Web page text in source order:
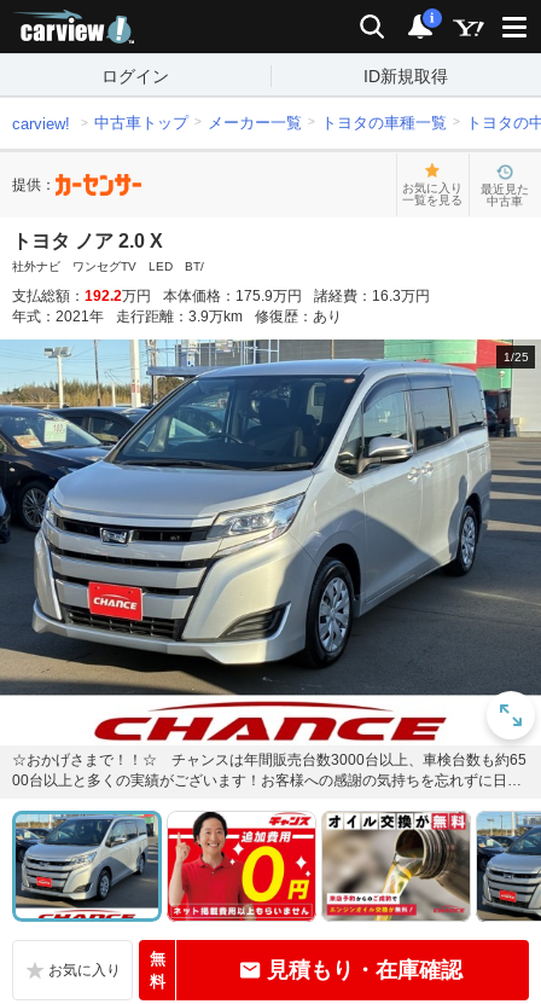
検索 通知
i
ログイン ID新規取得
carview! 中古車トップ メーカー一覧 トヨタの車種一覧 トヨタの
提供：
お気に入り
一覧を見る
最近見た
中古車
トヨタ ノア 2.0 X
社外ナビ ワンセグTV LED BT/
支払総額： 192.2万円 本体価格： 175.9万円 諸経費： 16.3万円
年式： 2021年 走行距離： 3.9万km 修復歴： あり
1/25
☆おかげさまで！！☆ チャンスは年間販売台数3000台以上、車検台数も約65
00台以上と多くの実績がございます！お客様への感謝の気持ちを忘れずに日々
無
料
見積もり・在庫確認